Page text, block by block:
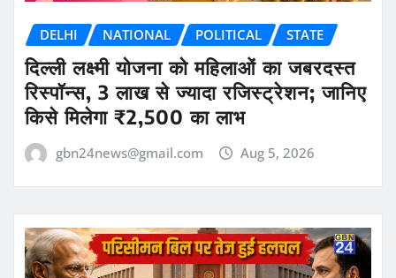
DELHI NATIONAL POLITICAL STATE
दिल्ली लक्ष्मी योजना को महिलाओं का जबरदस्त
रिस्पॉन्स, 3 लाख से ज्यादा रजिस्ट्रेशन; जानिए
किसे मिलेगा ₹2,500 का लाभ
gbn24news@gmail.com Aug 5, 2026